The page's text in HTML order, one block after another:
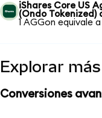
iShares Core US
(Ondo Tokenized)
1 AGGon equivale a
Explorar
Conversiones